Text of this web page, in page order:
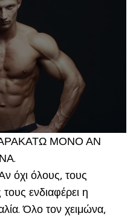
ΜΟΝΟ ΑΝ
όχι όλους, τους
ενδιαφέρει η
Όλο τον χειμώνα,